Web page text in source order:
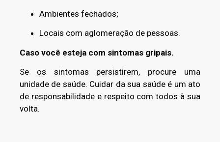
Ambientes fechados;
Locais com aglomeração de pessoas.
Caso você esteja com sintomas gripais.
Se os sintomas persistirem, procure uma
unidade de saúde. Cuidar da sua saúde é um ato
de responsabilidade e respeito com todos à sua
volta.